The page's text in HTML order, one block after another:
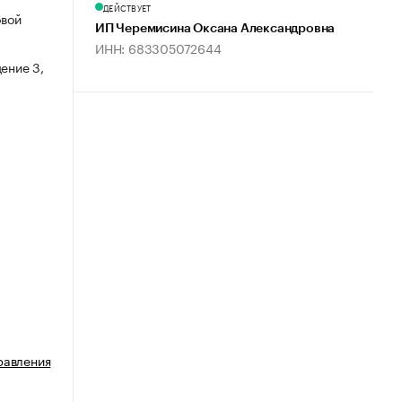
3,
ДЕЙСТВУЕТ
ИП Черемисина Оксана Александровна
ИНН: 683305072644